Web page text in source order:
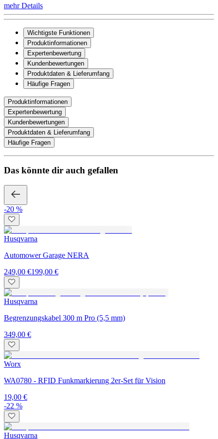
mehr Details
Wichtigste Funktionen
Produktinformationen
Expertenbewertung
Kundenbewertungen
Produktdaten & Lieferumfang
Häufige Fragen
Produktinformationen
Expertenbewertung
Kundenbewertungen
Produktdaten & Lieferumfang
Häufige Fragen
Das könnte dir auch gefallen
-20 %
Husqvarna
Automower Garage NERA
249,00 €199,00 €
Husqvarna
Begrenzungskabel 300 m Pro (5,5 mm)
349,00 €
Worx
WA0780 - RFID Funkmarkierung 2er-Set für Vision
19,00 €
-22 %
Husqvarna